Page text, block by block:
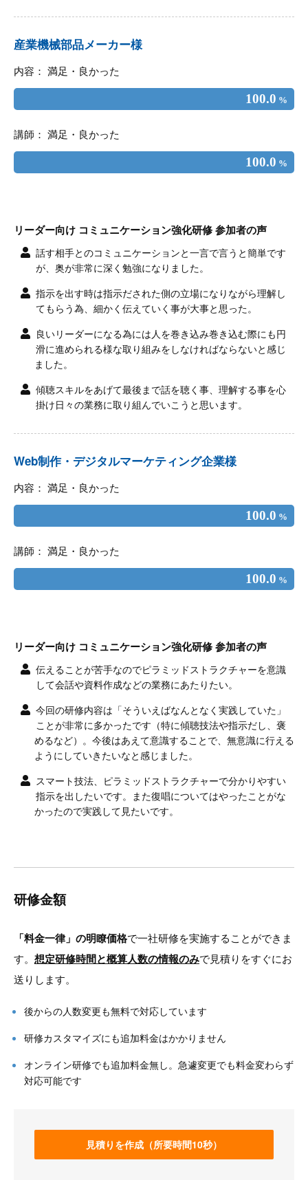
産業機械部品メーカー様
内容： 満足・良かった
100.0 %
講師： 満足・良かった
100.0 %
リーダー向け コミュニケーション強化研修 参加者の声
話す相手とのコミュニケーションと一言で言うと簡単です
が、奥が非常に深く勉強になりました。
指示を出す時は指示だされた側の立場になりながら理解し
てもらう為、細かく伝えていく事が大事と思った。
良いリーダーになる為には人を巻き込み巻き込む際にも円
滑に進められる様な取り組みをしなければならないと感じ
ました。
傾聴スキルをあげて最後まで話を聴く事、理解する事を心
掛け日々の業務に取り組んでいこうと思います。
Web制作・デジタルマーケティング企業様
内容： 満足・良かった
100.0 %
講師： 満足・良かった
100.0 %
リーダー向け コミュニケーション強化研修 参加者の声
伝えることが苦手なのでピラミッドストラクチャーを意識
して会話や資料作成などの業務にあたりたい。
今回の研修内容は「そういえばなんとなく実践していた」
ことが非常に多かったです（特に傾聴技法や指示だし、褒
めるなど）。今後はあえて意識することで、無意識に行える
ようにしていきたいなと感じました。
スマート技法、ピラミッドストラクチャーで分かりやすい
指示を出したいです。また復唱についてはやったことがな
かったので実践して見たいです。
研修金額
「料金一律」の明瞭価格で一社研修を実施することができま
す。 想定研修時間と概算人数の情報のみで見積りをすぐにお
送りします。
後からの人数変更も無料で対応しています
研修カスタマイズにも追加料金はかかりません
オンライン研修でも追加料金無し。急遽変更でも料金変わらず
対応可能です
見積りを作成（所要時間10秒）